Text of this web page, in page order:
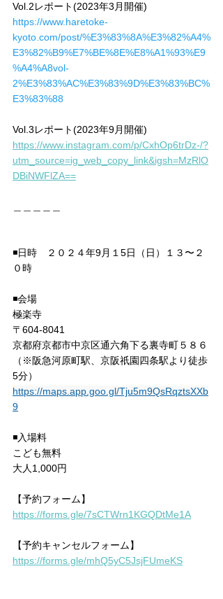
Vol.2レポート(2023年3月開催)
https://www.haretoke-
kyoto.com/post/%E3%83%8A%E3%82%A4%
E3%82%B9%E7%BE%8E%E8%A1%93%E9
%A4%A8vol-
2%E3%83%AC%E3%83%9D%E3%83%BC%
E3%83%88
Vol.3レポート(2023年9月開催)
https://www.instagram.com/p/CxhOp6trDz-/?
utm_source=ig_web_copy_link&igsh=MzRlO
DBiNWFlZA==
◾️日時　２０２４年9月１5日（日）１３〜２
０時
◾️会場
極楽寺
〒604-8041
京都府京都市中京区通六角下る裏寺町５８６
（※阪急河原町駅、京阪祇園四条駅より徒歩
5分）
https://maps.app.goo.gl/Tju5m9QsRqztsXXb
9
◾️入場料
こども無料
大人1,000円
【予約フォーム】
https://forms.gle/7sCTWrn1KGQDtMe1A
【予約キャンセルフォーム】
https://forms.gle/mhQ5yC5JsjFUmeKS